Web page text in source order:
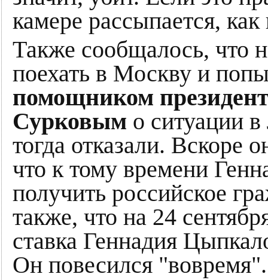
камере рассыпается,
Также сообщалось, что
поехать в Москву и
помощником
Сурковым о ситуации
тогда отказали. Вскоре
что к тому времени
получить российское
также, что на 24
ставка Геннадия
Он повесился "вовремя".